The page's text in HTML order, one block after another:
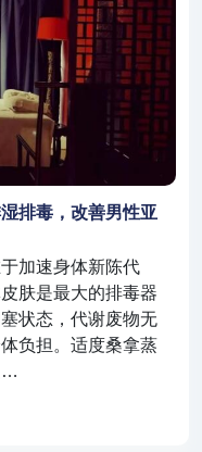
排毒，改善男性亚
加速身体新陈代
肤是最大的排毒器
状态，代谢废物无
负担。适度桑拿蒸
…